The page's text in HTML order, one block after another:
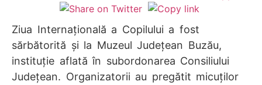
Ziua Internaţională a Copilului a fost
sărbătorită şi la Muzeul Judeţean Buzău,
instituție aflată în subordonarea Consiliului
Județean. Organizatorii au pregătit micuţilor